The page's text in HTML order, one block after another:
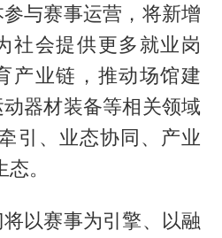
与赛事运营，将新增
社会提供更多就业岗
产业链，推动场馆建
器材装备等相关领域
引、业态协同、产业
。
以赛事为引擎、以融